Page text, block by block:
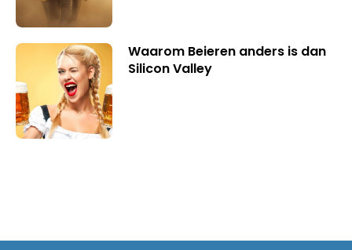
Waarom Beieren anders is dan
Silicon Valley